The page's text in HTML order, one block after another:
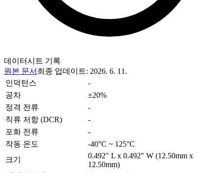
데이터시트 기록
원본 문서 최종 업데이트: 2026. 6. 11.
인덕턴스
-
공차
±20%
정격 전류
-
직류 저항 (DCR)
-
포화 전류
-
작동 온도
-40°C ~ 125°C
크기
0.492" L x 0.492" W (12.50mm x
12.50mm)